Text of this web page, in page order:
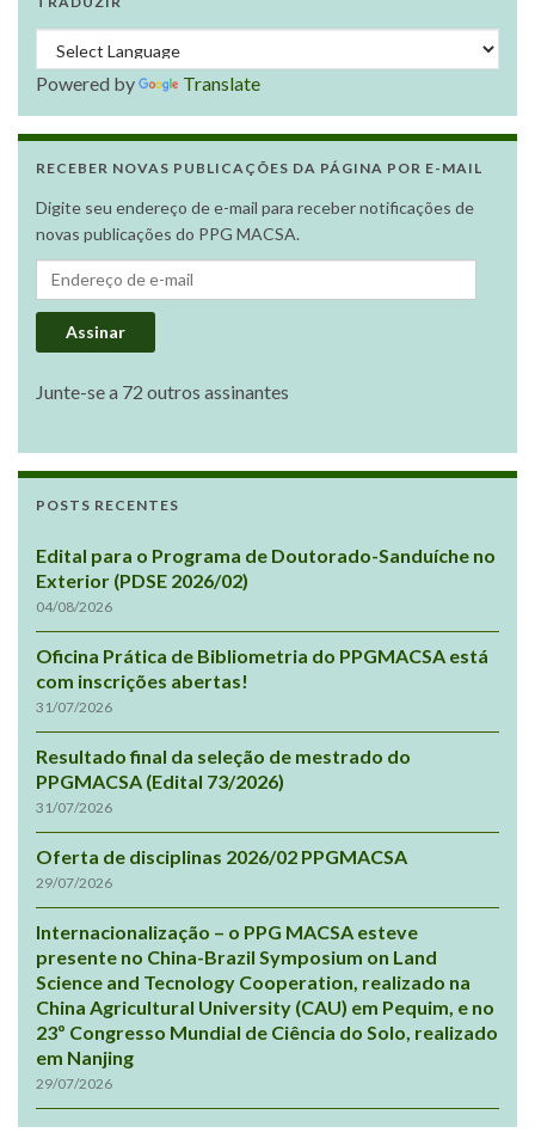
Powered by Translate
RECEBER NOVAS PUBLICAÇÕES DA PÁGINA POR E-MAIL
Digite seu endereço de e-mail para receber notificações de
novas publicações do PPG MACSA.
Endereço de e-mail
Assinar
Junte-se a 72 outros assinantes
POSTS RECENTES
Edital para o Programa de Doutorado-Sanduíche no
Exterior (PDSE 2026/02)
04/08/2026
Oficina Prática de Bibliometria do PPGMACSA está
com inscrições abertas!
31/07/2026
Resultado final da seleção de mestrado do
PPGMACSA (Edital 73/2026)
31/07/2026
Oferta de disciplinas 2026/02 PPGMACSA
29/07/2026
Internacionalização – o PPG MACSA esteve
presente no China-Brazil Symposium on Land
Science and Tecnology Cooperation, realizado na
China Agricultural University (CAU) em Pequim, e no
23º Congresso Mundial de Ciência do Solo, realizado
em Nanjing
29/07/2026